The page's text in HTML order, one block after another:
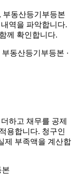
부동산등기부등본
역을 파악합니다.
께 확인합니다.
동산등기부등본 ·
하고 채무를 공제
용합니다. 청구인
제 부족액을 계산합
본